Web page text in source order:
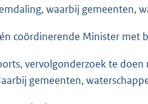
waarbij gemeenten,
coördinerende Minister
vervolgonderzoek te doen
gemeenten,